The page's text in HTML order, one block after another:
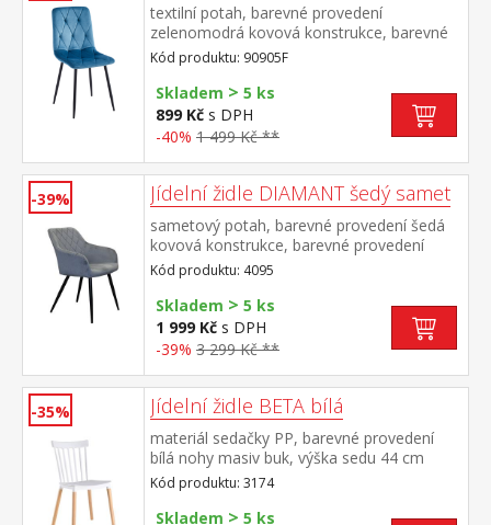
textilní potah, barevné provedení
zelenomodrá kovová konstrukce, barevné
provedení černá výška sedu 50
cm doporučená nosnost do 120 kg
Kód produktu: 90905F
Skladem > 5 ks
899 Kč s DPH
-40% 1 499 Kč **
-39% Jídelní židle DIAMANT šedý samet
sametový potah, barevné provedení šedá
kovová konstrukce, barevné provedení
černá výška sedu 51 cm, hloubka sedu 45,5
cm šířka sedu v zadní nejužší části 36 cm, v
přední části 42 cmvhodná ke stolu BERGEN
dub 4090
Kód produktu: 4095
Skladem > 5 ks
1 999 Kč s DPH
-39% 3 299 Kč **
-35% Jídelní židle BETA bílá
materiál sedačky PP, barevné provedení
bílá nohy masiv buk, výška sedu 44 cm
Kód produktu: 3174
Skladem > 5 ks